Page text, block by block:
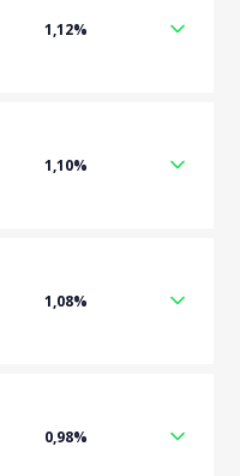
1,12%
1,10%
1,08%
0,98%